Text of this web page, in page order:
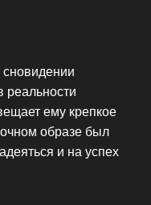
сновидении
реальности
ему крепкое
образе был
и на успех